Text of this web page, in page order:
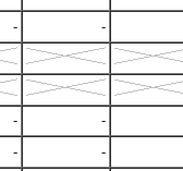
- -
- -
- -